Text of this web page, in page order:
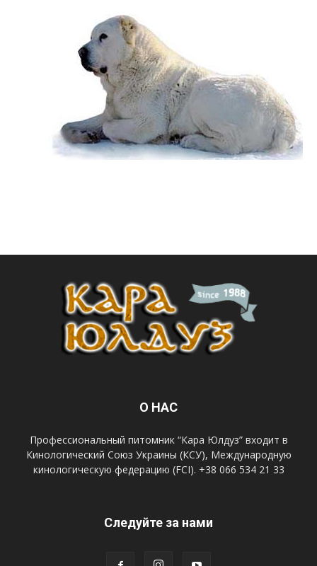
О НАС
Профессиональный питомник “Кара Юлдуз” входит в
Кинологический Союз Украины (КСУ), Международную
кинологическую федерацию (FCI). +38 066 534 21 33
Следуйте за нами